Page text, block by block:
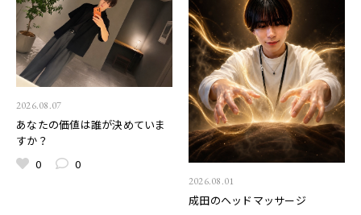
2026.08.07
あなたの価値は誰が決めていま
すか？
0
0
2026.08.01
成田のヘッドマッサージ